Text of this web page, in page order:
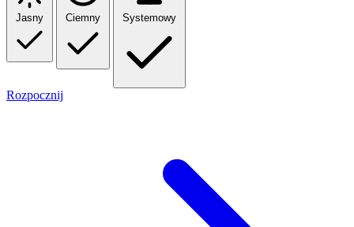
Jasny Ciemny Systemowy
Rozpocznij